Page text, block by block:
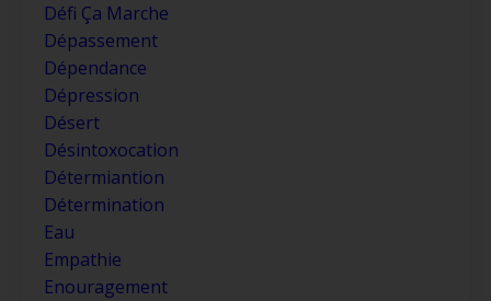
Défi Ça Marche
Dépassement
Dépendance
Dépression
Désert
Désintoxocation
Détermiantion
Détermination
Eau
Empathie
Enouragement